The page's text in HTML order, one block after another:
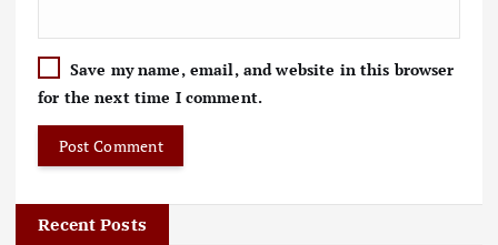
Save my name, email, and website in this browser
for the next time I comment.
Recent Posts